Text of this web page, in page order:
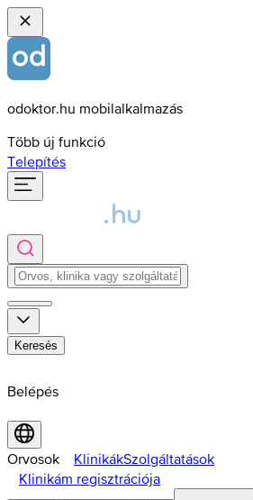
odoktor.hu mobilalkalmazás
Több új funkció
Telepítés
Keresés
Belépés
Orvosok KlinikákSzolgáltatások
Klinikám regisztrációja